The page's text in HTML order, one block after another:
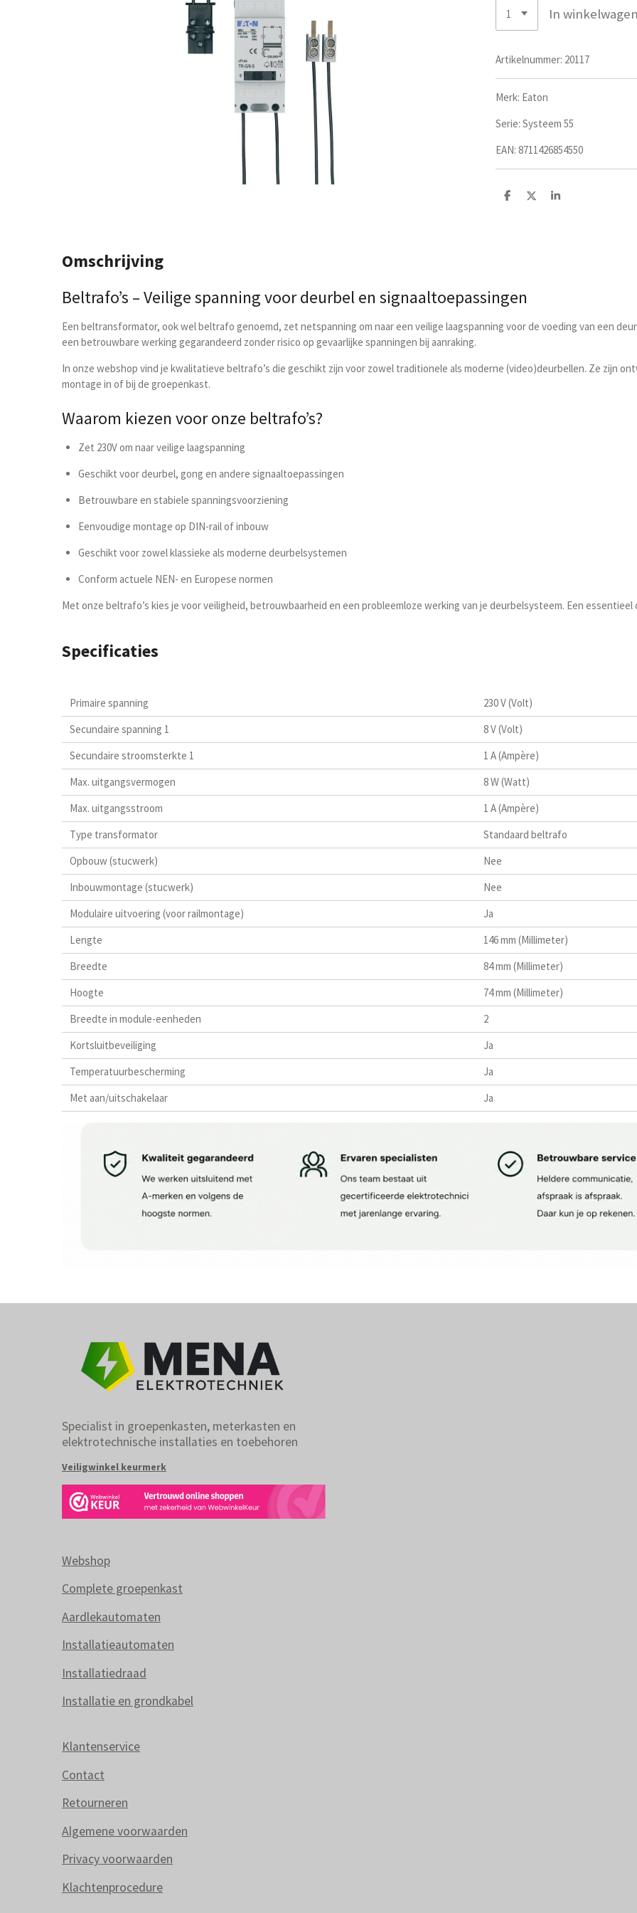
In
Artikelnummer: 20117
Merk: Eaton
Serie: Systeem 55
EAN: 8711426854550
D
D
S
Omschrijving
Beltrafo’s – Veilige spanning voor deurbel en signaaltoepassingen
Een beltransformator, ook wel beltrafo genoemd, zet netspanning om naar een veilige laagspanning voor de voeding van een
een betrouwbare werking gegarandeerd zonder risico op gevaarlijke spanningen bij aanraking.
In onze webshop vind je kwalitatieve beltrafo’s die geschikt zijn voor zowel traditionele als moderne (video)deurbellen. Ze zijn
montage in of bij de groepenkast.
Waarom kiezen voor onze beltrafo’s?
Zet 230V om naar veilige laagspanning
Geschikt voor deurbel, gong en andere signaaltoepassingen
Betrouwbare en stabiele spanningsvoorziening
Eenvoudige montage op DIN-rail of inbouw
Geschikt voor zowel klassieke als moderne deurbelsystemen
Conform actuele NEN- en Europese normen
Met onze beltrafo’s kies je voor veiligheid, betrouwbaarheid en een probleemloze werking van je deurbelsysteem. Een
Specificaties
Primaire spanning
230 V (Volt)
Secundaire spanning 1
8 V (Volt)
Secundaire stroomsterkte 1
1 A (Ampère)
Max. uitgangsvermogen
8 W (Watt)
Max. uitgangsstroom
1 A (Ampère)
Type transformator
Standaard beltrafo
Opbouw (stucwerk)
Nee
Inbouwmontage (stucwerk)
Nee
Modulaire uitvoering (voor railmontage)
Ja
Lengte
146 mm (Millimeter)
Breedte
84 mm (Millimeter)
Hoogte
74 mm (Millimeter)
Breedte in module-eenheden
2
Kortsluitbeveiliging
Ja
Temperatuurbescherming
Ja
Met aan/uitschakelaar
Ja
Specialist in groepenkasten, meterkasten en
elektrotechnische installaties en toebehoren
Veiligwinkel keurmerk
Webshop
Complete groepenkast
Aardlekautomaten
Installatieautomaten
Installatiedraad
Installatie en grondkabel
Klantenservice
Contact
Retourneren
Algemene voorwaarden
Privacy voorwaarden
Klachtenprocedure